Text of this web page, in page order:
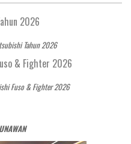
Tahun 2026
Fuso & Fighter 2026